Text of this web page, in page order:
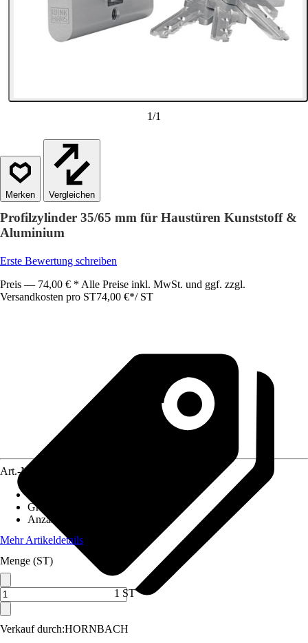
1/1
Vergleichen
Profilzylinder 35/65 mm für Haustüren Kunststoff &
Aluminium
Erste Bewertung schreiben
Preis — 74,00 € * Alle Preise inkl. MwSt. und ggf. zzgl.
Versandkosten pro ST74,00 €*/ ST
Verkauf durch:HORNBACH
Art.-Nr.
Größe
Anzahl Schlüssel
Mehr Artikeldetails
Menge (ST)
1 ST